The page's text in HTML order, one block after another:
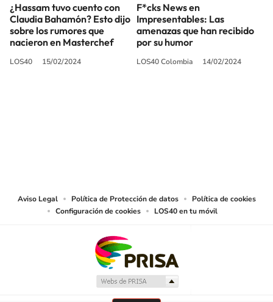
¿Hassam tuvo cuento con
Claudia Bahamón? Esto dijo
sobre los rumores que
nacieron en Masterchef
LOS40 15/02/2024
F*cks News en
Impresentables: Las
amenazas que han recibido
por su humor
LOS40 Colombia 14/02/2024
Aviso Legal Política de Protección de datos
Política de cookies
Configuración de cookies
LOS40 en tu móvil